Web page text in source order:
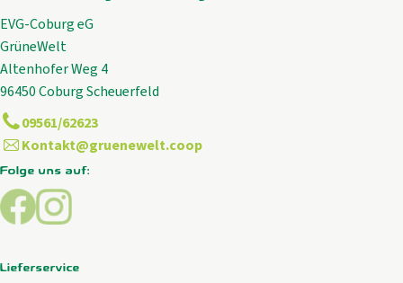
B2B
EVG-Coburg eG
GrüneWelt
Altenhofer Weg 4
96450 Coburg Scheuerfeld
09561/62623
Kontakt@gruenewelt.coop
Folge uns auf:
Externer Link zu https://www.facebook.com/
Externer Link zu https://www.instagram.com/
Lieferservice